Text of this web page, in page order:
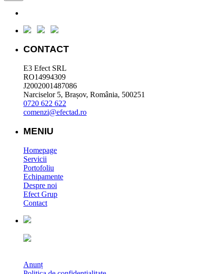
CONTACT
E3 Efect SRL
RO14994309
J2002001487086
Narciselor 5, Brașov, România, 500251
0720 622 622
comenzi@efectad.ro
MENIU
Homepage
Servicii
Portofoliu
Echipamente
Despre noi
Efect Grup
Contact
Anunț